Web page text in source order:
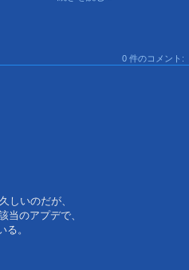
0 件のコメント:
いのだが、
のアプデで、
。